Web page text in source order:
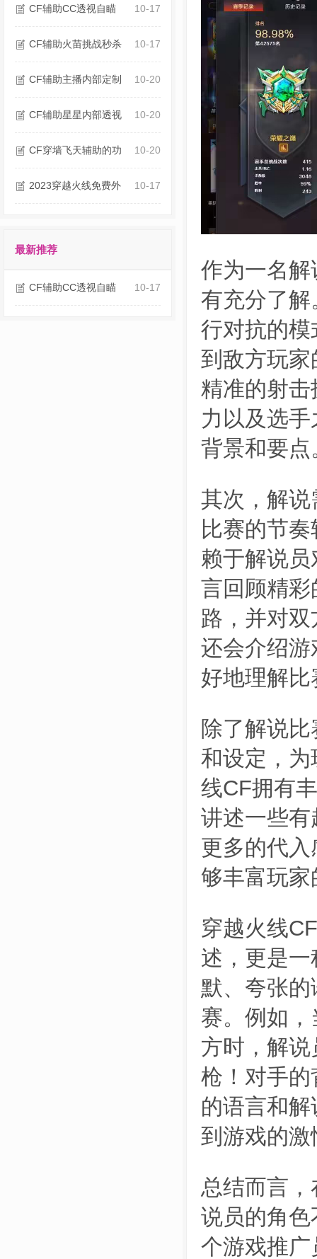
CF辅助CC透视自瞄 10-17
CF辅助火苗挑战秒杀 10-17
CF辅助主播内部定制 10-20
CF辅助星星内部透视 10-20
CF穿墙飞天辅助的功 10-20
2023穿越火线免费外 10-17
最新推荐
CF辅助CC透视自瞄 10-17
作为一名
有充分了
行对抗的
到敌方玩
精准的射
力以及选
背景和要点
其次，解
比赛的节
赖于解说
言回顾精
路，并对
还会介绍
好地理解
除了解说
和设定，
线CF拥有
讲述一些
更多的代
够丰富玩
穿越火线
述，更是
默、夸张
赛。例如
方时，解
枪！对手
的语言和
到游戏的
总结而言
说员的角
个游戏推